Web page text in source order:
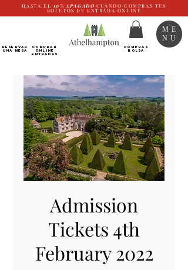
HASTA EL 10% APAGADO CUANDO COMPRAS TUS
BOLETOS DE ENTRADA ONLINE
RESERVAR
UNA MESA
Comprar
ONLINE
Entradas
COMPRAS
BOLSA
ME
NU
Admission
Tickets 4th
February 2022